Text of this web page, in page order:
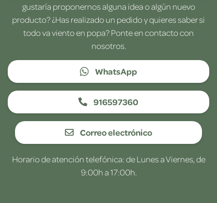
gustaría proponernos alguna idea o algún nuevo
producto? ¿Has realizado un pedido y quieres saber si
todo va viento en popa? Ponte en contacto con
nosotros.
WhatsApp
916597360
Correo electrónico
Horario de atención telefónica: de Lunes a Viernes, de
9:00h a 17:00h.